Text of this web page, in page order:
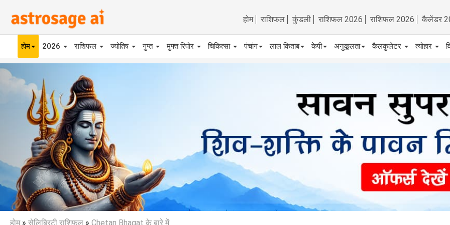
होम राशिफल कुंडली राशिफल 2026 राशिफल 2026 कैलेंडर
होम 2026 राशिफल ज्योतिष गुप्त मुफ्त रिपोर चिकित्सा पंचांग लाल किताब केपी अनुकूलता कैलकुलेटर त्योहार
Previous
होम» सेलिब्रिटी राशिफल » Chetan Bhagat के बारे में